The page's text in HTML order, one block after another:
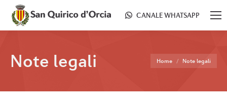
CANALE WHATSAPP
Note legali Tu sei qui:
Home Note legali